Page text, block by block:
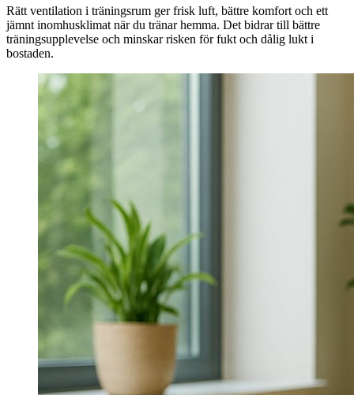
Rätt ventilation i träningsrum ger frisk luft, bättre komfort och ett
jämnt inomhusklimat när du tränar hemma. Det bidrar till bättre
träningsupplevelse och minskar risken för fukt och dålig lukt i
bostaden.